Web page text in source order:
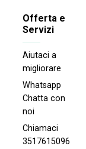
Offerta e
Servizi
Aiutaci a
migliorare
Whatsapp
Chatta con
noi
Chiamaci
3517615096